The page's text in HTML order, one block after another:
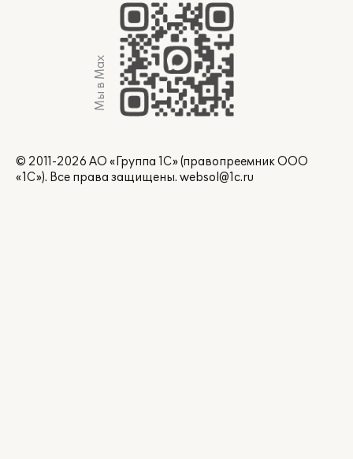
Мы в Max
© 2011-2026 АО «Группа 1С» (правопреемник ООО
«1С»). Все права защищены. websol@1c.ru